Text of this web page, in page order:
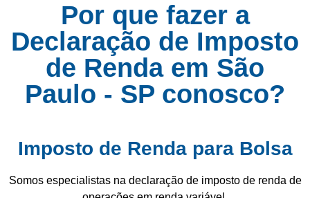
Por que fazer a
Declaração de Imposto
de Renda em São
Paulo - SP conosco?
Imposto de Renda para Bolsa
Somos especialistas na declaração de imposto de renda de